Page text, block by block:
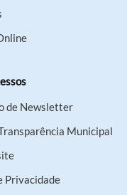
de Newsletter
Municipal
Privacidade